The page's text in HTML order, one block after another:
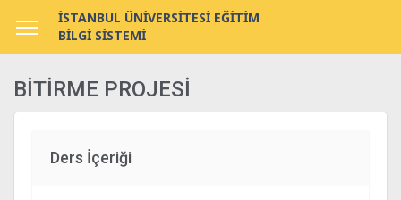
İSTANBUL ÜNİVERSİTESİ EĞİTİM
BİLGİ SİSTEMİ
BİTİRME PROJESİ
Ders İçeriği